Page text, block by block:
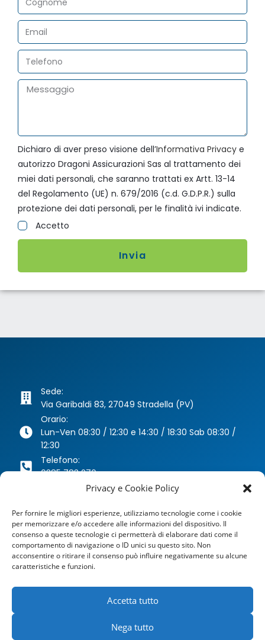
Privacy e Cookie Policy
Per fornire le migliori esperienze, utilizziamo tecnologie come i cookie
per memorizzare e/o accedere alle informazioni del dispositivo. Il
consenso a queste tecnologie ci permetterà di elaborare dati come il
comportamento di navigazione o ID unici su questo sito. Non
acconsentire o ritirare il consenso può influire negativamente su alcune
caratteristiche e funzioni.
Accetta tutto
Nega tutto
Dichiaro di aver preso visione dell’Informativa Privacy e
autorizzo Dragoni Assicurazioni Sas al trattamento dei
miei dati personali, che saranno trattati ex Artt. 13-14
del Regolamento (UE) n. 679/2016 (c.d. G.D.P.R.) sulla
protezione dei dati personali, per le finalità ivi indicate.
Accetto
Invia
Sede:
Via Garibaldi 83, 27049 Stradella (PV)
Orario:
Lun-Ven 08:30 / 12:30 e 14:30 / 18:30 Sab 08:30 /
12:30
Telefono:
0385 783 270
Email:
agenzia@dragoniassicurazioni.it
PEC:
dragoniassicurazioni@pec.it
dragoniassicurazioni.it| Ragione sociale: Dragoni